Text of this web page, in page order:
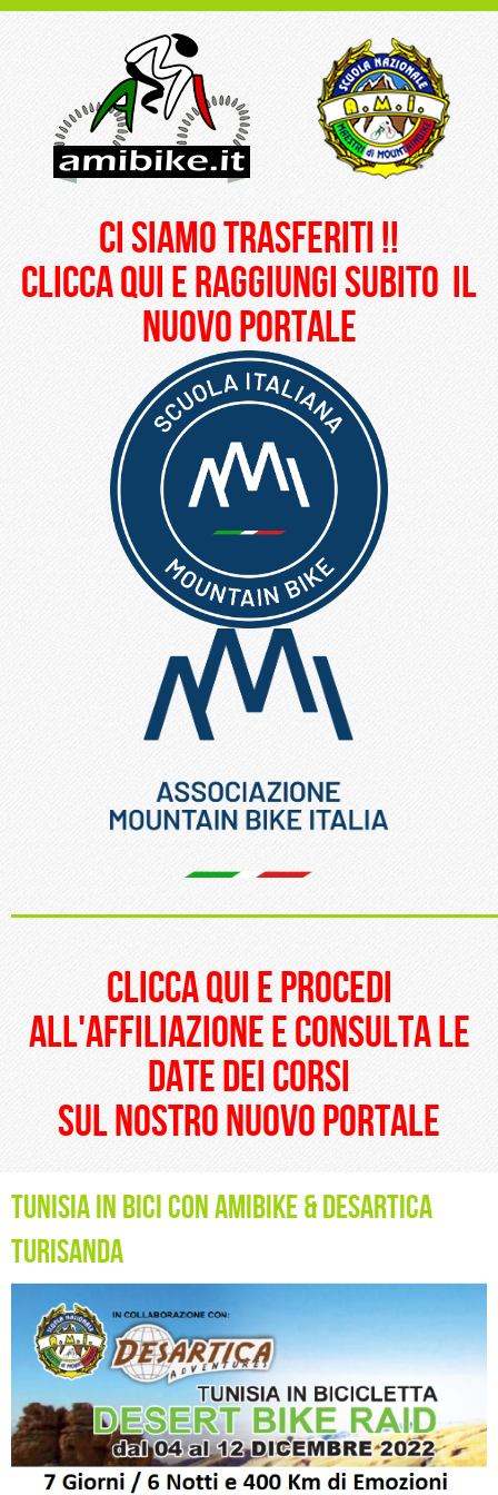
ci siamo trasferiti !!
clicca qui e raggiungi subito il
nuovo portale
clicca qui e procedi
all'affiliazione e consulta le
date dei corsi
sul nostro nuovo portale
Tunisia in Bici con Amibike & Desartica
Turisanda